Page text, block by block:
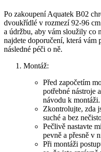
Po zakoupení Aquatek B02
dvoukřídlé v rozmezí 92-96
a údržbu, aby vám sloužily co
najdete doporučení, která vám
následné péči o ně.
Montáž:
Před započetím
potřebné nástroje
návodu k montáži.
Zkontrolujte, zda
suché a bez
Pečlivě nastavte
pevně a přesně v
Při montáži